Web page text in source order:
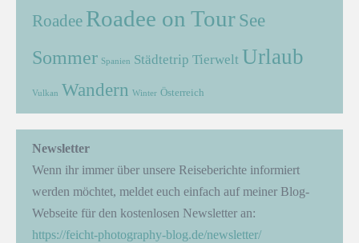
Roadee Roadee on Tour See
Sommer Spanien Städtetrip Tierwelt Urlaub
Vulkan Wandern Winter Österreich
Newsletter
Wenn ihr immer über unsere Reiseberichte informiert
werden möchtet, meldet euch einfach auf meiner Blog-
Webseite für den kostenlosen Newsletter an:
https://feicht-photography-blog.de/newsletter/